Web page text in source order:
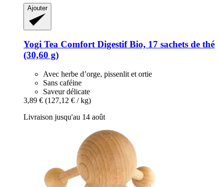
Ajouter
Yogi Tea Comfort Digestif Bio, 17 sachets de thé
(30,60 g)
Avec herbe d’orge, pissenlit et ortie
Sans caféine
Saveur délicate
3,89 € (127,12 € / kg)
Livraison jusqu'au 14 août